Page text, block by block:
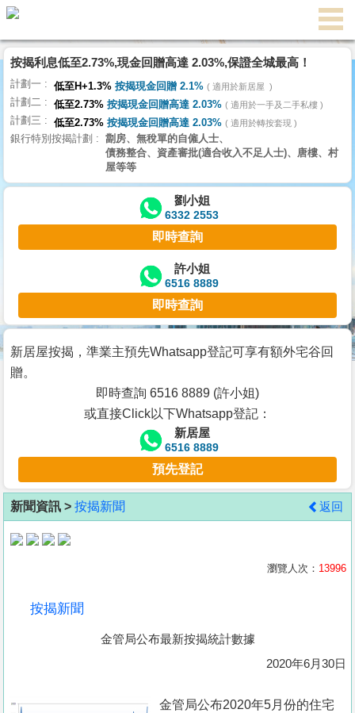
代
理
主
頁
搵
樓/
交
業
主
宅
谷
按
客
地
產
按揭利息低至2.73%,現金回贈高達 2.03%,保證全城最高！
計劃一 低至H+1.3% 按揭現金回贈 2.1% 適用於新居屋
計劃二 低至2.73% 按揭現金回贈高達 2.03% 適用於一手及二手私樓
計劃三 低至2.73% 按揭現金回贈高達 2.03% 適用於轉按套現
銀行特別按揭計劃
劏房、無稅單的自僱人士、
債務整合、資產審批(適合收入不足人士)、唐樓、村
屋等等
劉小姐
6332 2553
即時查詢
許小姐
6516 8889
即時查詢
新居屋按揭，準業主預先Whatsapp登記可享有額外宅谷回
贈。
即時查詢 6516 8889 (許小姐)
或直接Click以下Whatsapp登記：
新居屋
6516 8889
預先登記
新聞資訊 > 按揭新聞 返回
瀏覽人次： 13996
按揭新聞
金管局公布最新按揭統計數據
2020年6月30日
金管局公布2020年5月份的住宅